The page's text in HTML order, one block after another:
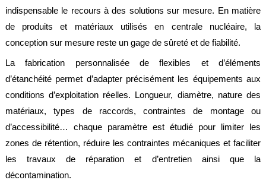
indispensable le recours à des solutions sur mesure. En matière
de produits et matériaux utilisés en centrale nucléaire, la
conception sur mesure reste un gage de sûreté et de fiabilité.
La fabrication personnalisée de flexibles et d’éléments
d’étanchéité permet d’adapter précisément les équipements aux
conditions d’exploitation réelles. Longueur, diamètre, nature des
matériaux, types de raccords, contraintes de montage ou
d’accessibilité… chaque paramètre est étudié pour limiter les
zones de rétention, réduire les contraintes mécaniques et faciliter
les travaux de réparation et d’entretien ainsi que la
décontamination.